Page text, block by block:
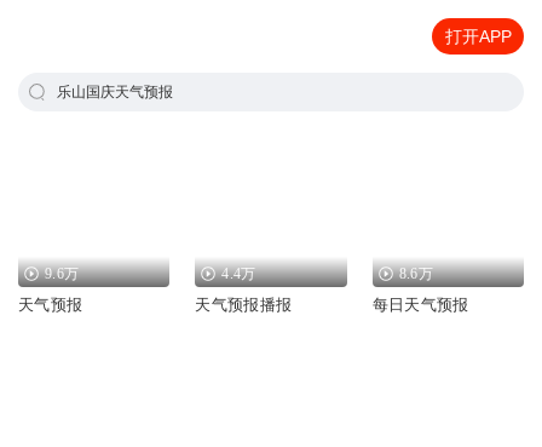
打开APP
乐山国庆天气预报
9.6万
天气预报
4.4万
天气预报播报
8.6万
每日天气预报